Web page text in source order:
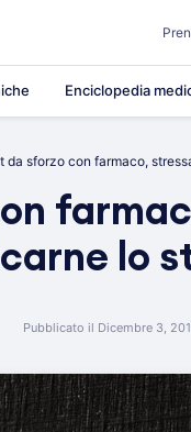
Enciclopedia
da sforzo con farmaco,
lo
Pubblicato il Dicembre 3,